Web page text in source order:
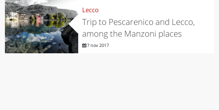
Lecco
Trip to Pescarenico and Lecco,
among the Manzoni places
7 nov 2017